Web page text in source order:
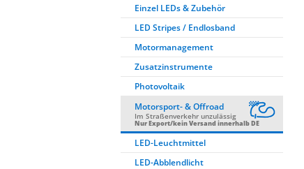
Einzel LEDs & Zubehör
LED Stripes / Endlosband
Motormanagement
Zusatzinstrumente
Photovoltaik
Motorsport- & Offroad
Im Straßenverkehr unzulässig
Nur Export/kein Versand innerhalb DE
LED-Leuchtmittel
LED-Abblendlicht